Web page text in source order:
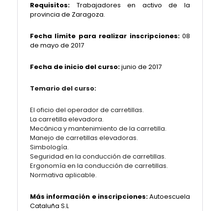
Requisitos: Trabajadores en activo de la
provincia de Zaragoza.
Fecha límite para realizar inscripciones:08
de mayo de 2017
Fecha de inicio del curso:junio de 2017
Temario del curso:
El oficio del operador de carretillas.
La carretilla elevadora.
Mecánica y mantenimiento de la carretilla.
Manejo de carretillas elevadoras.
Simbología.
Seguridad en la conducción de carretillas.
Ergonomía en la conducción de carretillas.
Normativa aplicable.
Más información e inscripciones:Autoescuela
Cataluña S.L